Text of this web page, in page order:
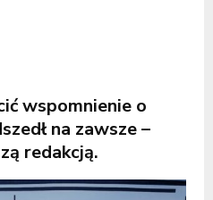
wspomnienie o
na zawsze –
redakcją.